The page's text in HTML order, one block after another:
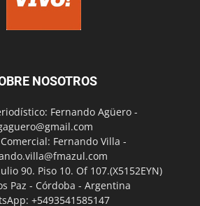
NOSOTROS
Fernando Agüero -
Fernando Villa -
90. Piso 10. Of 107.(X5152EYN)
Paz - Córdoba - Argentina
+5493541585147